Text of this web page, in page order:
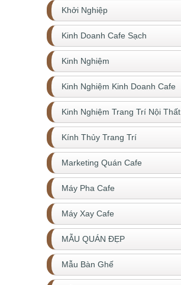
Khởi Nghiệp
Kinh Doanh Cafe Sạch
Kinh Nghiệm
Kinh Nghiệm Kinh Doanh Cafe
Kinh Nghiệm Trang Trí Nội Thất
Kính Thủy Trang Trí
Marketing Quán Cafe
Máy Pha Cafe
Máy Xay Cafe
MẪU QUÁN ĐẸP
Mẫu Bàn Ghế